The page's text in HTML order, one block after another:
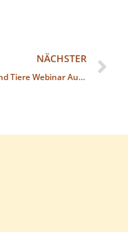
NÄCHSTER
GFK und Tiere Webinar Aufzeichnung